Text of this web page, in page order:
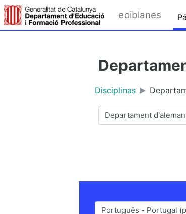
Ir para o conteúdo principal
eoiblanes
Disciplinas
Categorias de
Idioma